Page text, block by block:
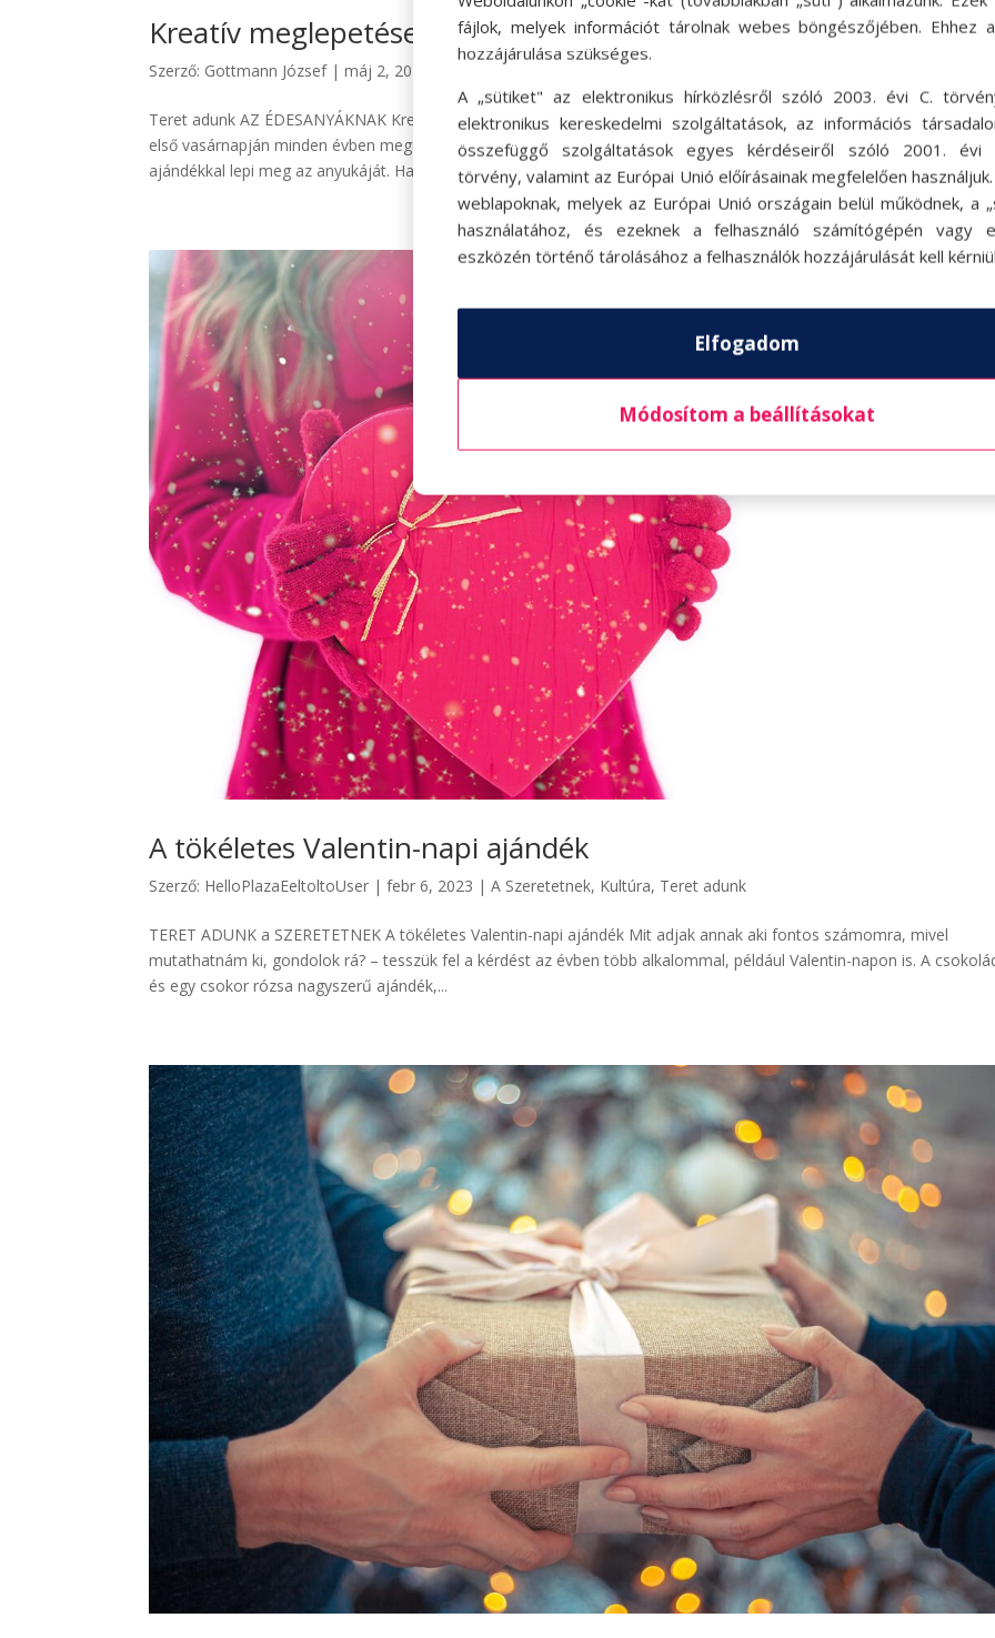
Kreatív meglepetések anyák napjára
Szerző: Gottmann József|máj 2, 2023 Az édesanyáknak Kultúra
Teret adunk AZ ÉDESANYÁKNAK Kreatív meglepetések anyák napjára – hogy az idén kicsit máshogy ünnepeljetek
első vasárnapján minden évben megünnepeljük az édesanyákat. Ki virággal, ki egy öleléssel, finom ebéddel, kedves
ajándékkal lepi meg az anyukáját. Ha...
A tökéletes Valentin-napi ajándék
Szerző: HelloPlazaEeltoltoUser |febr 6, 2023 |A Szeretetnek, Kultúra, Teret adunk
TERET ADUNK a SZERETETNEK A tökéletes Valentin-napi ajándék Mit adjak annak aki fontos számomra, mivel
mutathatnám ki, gondolok rá? – tesszük fel a kérdést az évben több alkalommal, például Valentin-napon is. A
és egy csokor rózsa nagyszerű ajándék,...
fájlok, melyek információt tárolnak webes böngészőjében. Ehhez
hozzájárulása szükséges.
A „sütiket" az elektronikus hírközlésről szóló 2003. évi C.
elektronikus kereskedelmi szolgáltatások, az információs
összefüggő szolgáltatások egyes kérdéseiről szóló 2001. évi
törvény, valamint az Európai Unió előírásainak megfelelően
weblapoknak, melyek az Európai Unió országain belül működnek, a
használatához, és ezeknek a felhasználó számítógépén vagy
eszközén történő tárolásához a felhasználók hozzájárulását kell
Elfogadom
Módosítom a beállításokat